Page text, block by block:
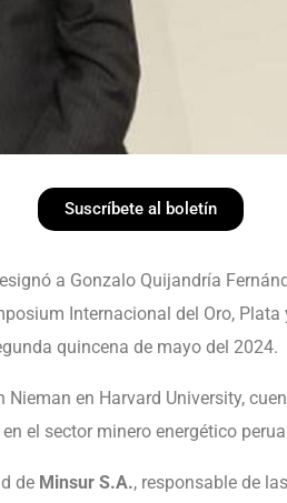
Suscríbete al boletín
a Gonzalo Quijandría
Internacional del Oro, Plata
quincena de mayo del 2024.
en Harvard University,
el sector minero energético
de Minsur S.A., responsable de las